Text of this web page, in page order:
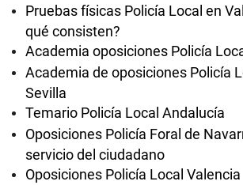
Pruebas físicas Policía Local en
qué consisten?
Academia oposiciones Policía
Academia de oposiciones Policía
Sevilla
Temario Policía Local Andalucía
Oposiciones Policía Foral de
servicio del ciudadano
Oposiciones Policía Local Valencia